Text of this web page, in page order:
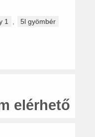
1 5l gyömbér
elérhető